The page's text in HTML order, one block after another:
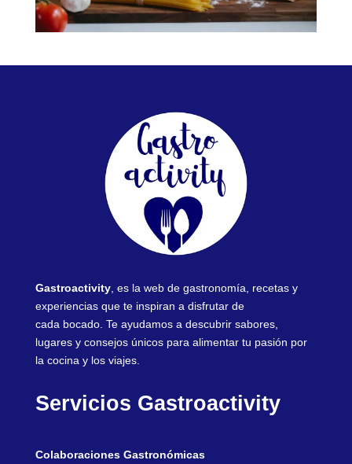
Gastroactivity, es la web de gastronomía, recetas y
experiencias que te inspiran a disfrutar de
cada bocado. Te ayudamos a descubrir sabores,
lugares y consejos únicos para alimentar tu pasión por
la cocina y los viajes.
Servicios Gastroactivity
Colaboraciones Gastronómicas